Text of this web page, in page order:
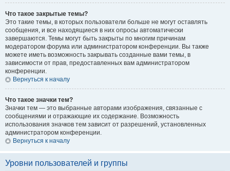
Что такое закрытые темы?
Это такие темы, в которых пользователи больше не могут оставлять
сообщения, и все находящиеся в них опросы автоматически
завершаются. Темы могут быть закрыты по многим причинам
модератором форума или администратором конференции. Вы также
можете иметь возможность закрывать созданные вами темы, в
зависимости от прав, предоставленных вам администратором
конференции.
Вернуться к началу
Что такое значки тем?
Значки тем — это выбранные авторами изображения, связанные с
сообщениями и отражающие их содержание. Возможность
использования значков тем зависит от разрешений, установленных
администратором конференции.
Вернуться к началу
Уровни пользователей и группы